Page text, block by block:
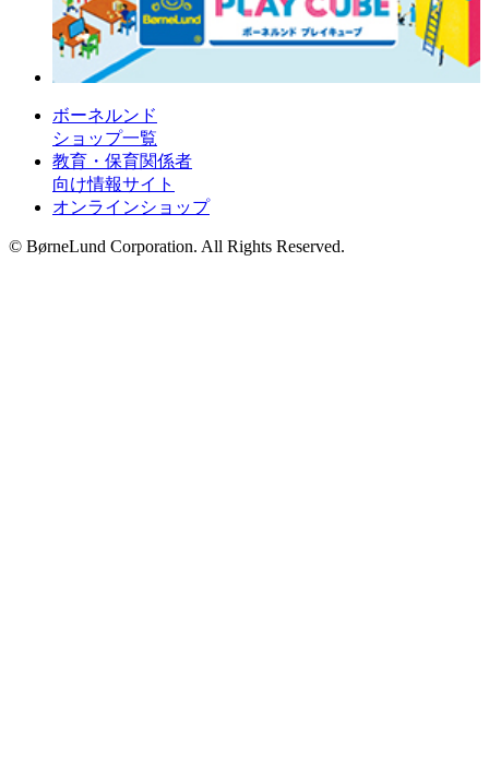
ボーネルンド
ショップ一覧
教育・保育関係者
向け情報サイト
オンラインショップ
© BørneLund Corporation. All Rights Reserved.